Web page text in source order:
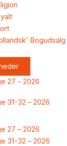
Bogudsalg
27 – 2026
31-32 – 2026
27 – 2026
31-32 – 2026